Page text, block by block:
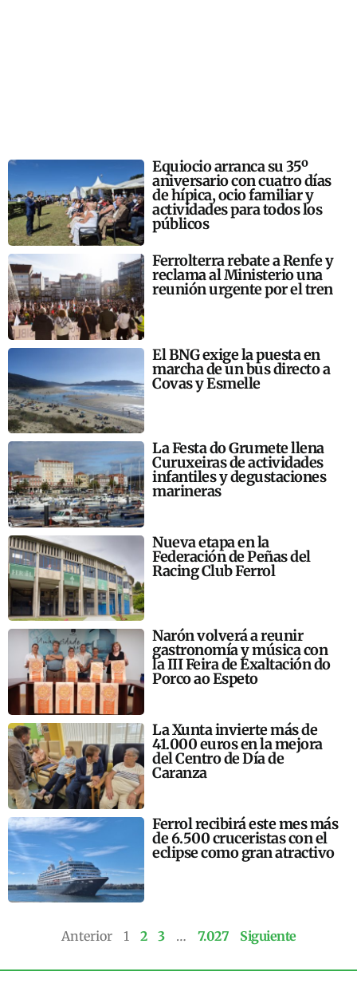
Equiocio arranca su 35º
aniversario con cuatro días
de hípica, ocio familiar y
actividades para todos los
públicos
Ferrolterra rebate a Renfe y
reclama al Ministerio una
reunión urgente por el tren
El BNG exige la puesta en
marcha de un bus directo a
Covas y Esmelle
La Festa do Grumete llena
Curuxeiras de actividades
infantiles y degustaciones
marineras
Nueva etapa en la
Federación de Peñas del
Racing Club Ferrol
Narón volverá a reunir
gastronomía y música con
la III Feira de Exaltación do
Porco ao Espeto
La Xunta invierte más de
41.000 euros en la mejora
del Centro de Día de
Caranza
Ferrol recibirá este mes más
de 6.500 cruceristas con el
eclipse como gran atractivo
Anterior 1 2 3 … 7.027 Siguiente